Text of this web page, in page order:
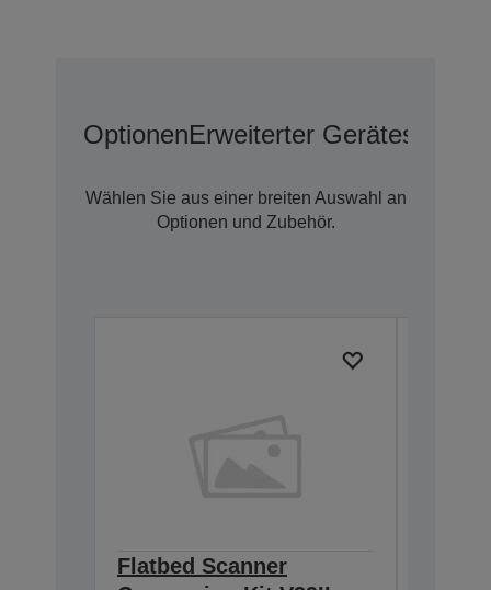
OptionenErweiterter Geräteschutz
Wählen Sie aus einer breiten Auswahl an
Optionen und Zubehör.
Flatbed Scanner